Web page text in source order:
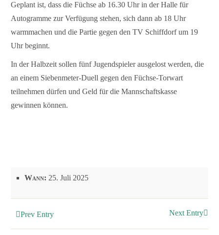
Geplant ist, dass die Füchse ab 16.30 Uhr in der Halle für
Autogramme zur Verfügung stehen, sich dann ab 18 Uhr
warmmachen und die Partie gegen den TV Schiffdorf um 19
Uhr beginnt.
In der Halbzeit sollen fünf Jugendspieler ausgelost werden, die
an einem Siebenmeter-Duell gegen den Füchse-Torwart
teilnehmen dürfen und Geld für die Mannschaftskasse
gewinnen können.
Wann: 25. Juli 2025
Prev Entry Next Entry